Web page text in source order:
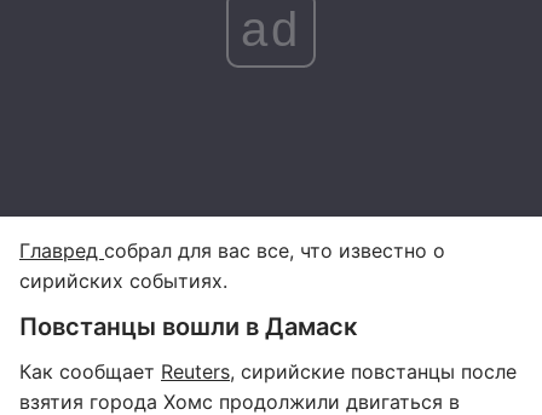
ad
Главред собрал для вас все, что известно о
сирийских событиях.
Повстанцы вошли в Дамаск
Как сообщает Reuters, сирийские повстанцы после
взятия города Хомс продолжили двигаться в